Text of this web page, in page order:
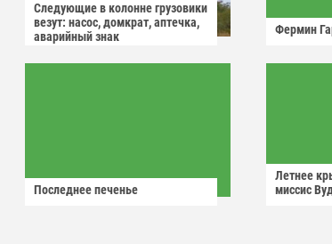
Следующие в колонне грузовики
везут: насос, домкрат, аптечка,
аварийный знак
Фермин
Последнее печенье
Летнее
миссис